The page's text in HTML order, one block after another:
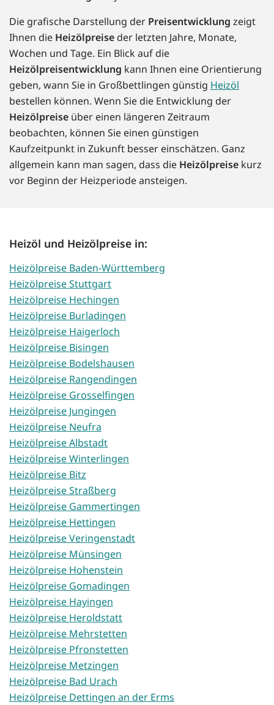
Die grafische Darstellung der Preisentwicklung zeigt
Ihnen die Heizölpreise der letzten Jahre, Monate,
Wochen und Tage. Ein Blick auf die
Heizölpreisentwicklung kann Ihnen eine Orientierung
geben, wann Sie in Großbettlingen günstig Heizöl
bestellen können. Wenn Sie die Entwicklung der
Heizölpreise über einen längeren Zeitraum
beobachten, können Sie einen günstigen
Kaufzeitpunkt in Zukunft besser einschätzen. Ganz
allgemein kann man sagen, dass die Heizölpreise kurz
vor Beginn der Heizperiode ansteigen.
Heizöl und Heizölpreise in:
Heizölpreise Baden-Württemberg
Heizölpreise Stuttgart
Heizölpreise Hechingen
Heizölpreise Burladingen
Heizölpreise Haigerloch
Heizölpreise Bisingen
Heizölpreise Bodelshausen
Heizölpreise Rangendingen
Heizölpreise Grosselfingen
Heizölpreise Jungingen
Heizölpreise Neufra
Heizölpreise Albstadt
Heizölpreise Winterlingen
Heizölpreise Bitz
Heizölpreise Straßberg
Heizölpreise Gammertingen
Heizölpreise Hettingen
Heizölpreise Veringenstadt
Heizölpreise Münsingen
Heizölpreise Hohenstein
Heizölpreise Gomadingen
Heizölpreise Hayingen
Heizölpreise Heroldstatt
Heizölpreise Mehrstetten
Heizölpreise Pfronstetten
Heizölpreise Metzingen
Heizölpreise Bad Urach
Heizölpreise Dettingen an der Erms